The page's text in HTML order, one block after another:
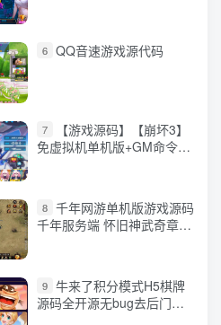
6 QQ音速游戏源代码
7
【游戏源码】【崩坏3】
免虚拟机单机版+GM命令
8 千年网游单机版游戏源码
千年服务端 怀旧神武奇章一
9 牛来了积分模式H5棋牌
源码全开源无bug去后门无